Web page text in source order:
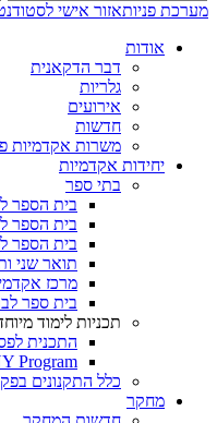
מערכת פניותאזור אישי
אודות
דבר הדקאנית
גלריות
אירועים
חדשות
משרות אקדמיות
יחידות אקדמיות
בתי ספר
בית הספר
בית הספר
בית הספר
תואר שני
מרכז
בית ספר
תכניות לימוד
התכנית
Program
כלל התקנונים
מחקר